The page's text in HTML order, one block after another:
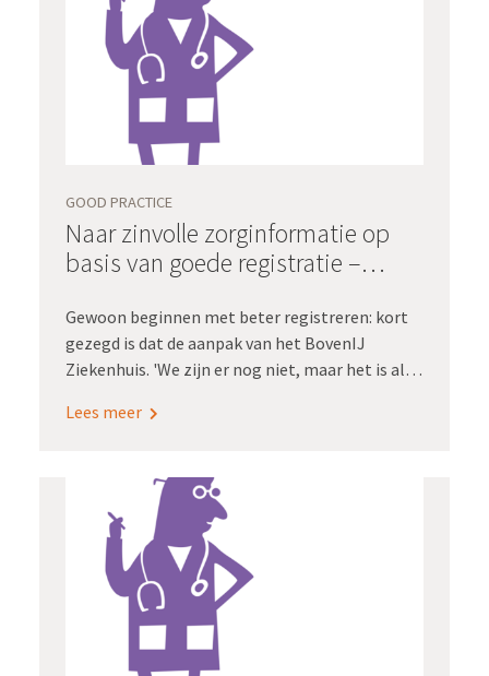
GOOD PRACTICE
Naar zinvolle zorginformatie op
basis van goede registratie –
Gewoon beginnen met beter registreren: kort
gezegd is dat de aanpak van het BovenIJ
Ziekenhuis. 'We zijn er nog niet, maar het is al
Lees meer